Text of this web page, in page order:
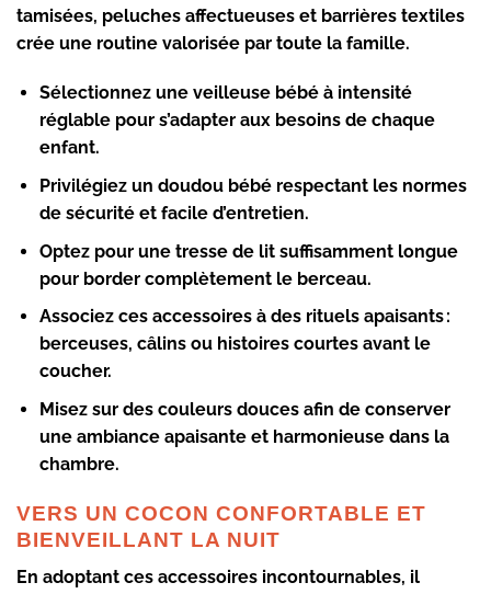
tamisées, peluches affectueuses et barrières textiles
crée une routine valorisée par toute la famille.
Sélectionnez une veilleuse bébéà intensité
réglable pour s’adapter aux besoins de chaque
enfant.
Privilégiez un doudou bébérespectant les normes
de sécurité et facile d’entretien.
Optez pour une tresse de litsuffisamment longue
pour border complètement le berceau.
Associez ces accessoires à des rituels apaisants :
berceuses, câlins ou histoires courtes avant le
coucher.
Misez sur des couleurs doucesafin de conserver
une ambiance apaisante et harmonieuse dans la
chambre.
VERS UN COCON CONFORTABLE ET
BIENVEILLANT LA NUIT
En adoptant ces accessoires incontournables, il